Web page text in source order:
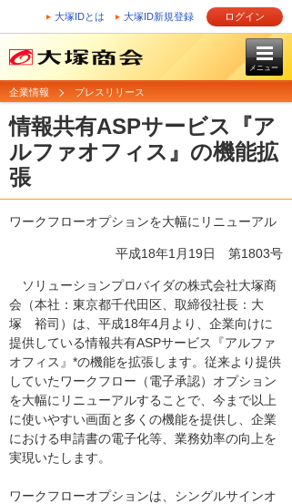
大塚IDとは 大塚ID新規登録 ログイン
メニュー
企業情報 プレスリリース
情報共有ASPサービス『ア
ルファオフィス』の機能拡
張
ワークフローオプションを大幅にリニューアル
平成18年1月19日 第1803号
ソリューションプロバイダの株式会社大塚商
会（本社：東京都千代田区、取締役社長：大
塚 裕司）は、平成18年4月より、企業向けに
提供している情報共有ASPサービス『アルファ
オフィス』*の機能を拡張します。従来より提供
していたワークフロー（電子承認）オプション
を大幅にリニューアルすることで、今まで以上
に使いやすい画面と多くの機能を提供し、企業
における申請書の電子化等、業務効率の向上を
実現いたします。
ワークフローオプションは、シングルサインオ